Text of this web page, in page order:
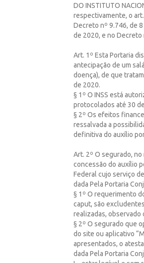
DO INSTITUTO
respectivamente, o
Decreto nº 9.746, de
de 2020, e no Decreto
Art. 1º Esta Portaria
antecipação de um
doença), de que
de 2020.
§ 1º O INSS está
protocolados até 30
§ 2º Os efeitos
ressalvada a
definitiva do auxílio
Art. 2º O segurado,
concessão do auxílio
Federal cujo serviço
dada Pela Portaria
§ 1º O requerimento
caput, são
realizadas, observado
§ 2º O segurado que
do site ou aplicativo
apresentados, o
dada Pela Portaria